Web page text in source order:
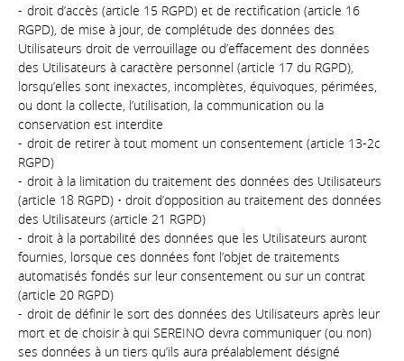
droit d’accès (article 15 RGPD) et de rectification (article 16
RGPD), de mise à jour, de complétude des données des
Utilisateurs droit de verrouillage ou d’effacement des données
des Utilisateurs à caractère personnel (article 17 du RGPD),
lorsqu’elles sont inexactes, incomplètes, équivoques, périmées,
ou dont la collecte, l’utilisation, la communication ou la
conservation est interdite
droit de retirer à tout moment un consentement (article 13-2c
RGPD)
droit à la limitation du traitement des données des Utilisateurs
(article 18 RGPD) • droit d’opposition au traitement des données
des Utilisateurs (article 21 RGPD)
droit à la portabilité des données que les Utilisateurs auront
fournies, lorsque ces données font l’objet de traitements
automatisés fondés sur leur consentement ou sur un contrat
(article 20 RGPD)
droit de définir le sort des données des Utilisateurs après leur
mort et de choisir à qui SEREINO devra communiquer (ou non)
ses données à un tiers qu’ils aura préalablement désigné